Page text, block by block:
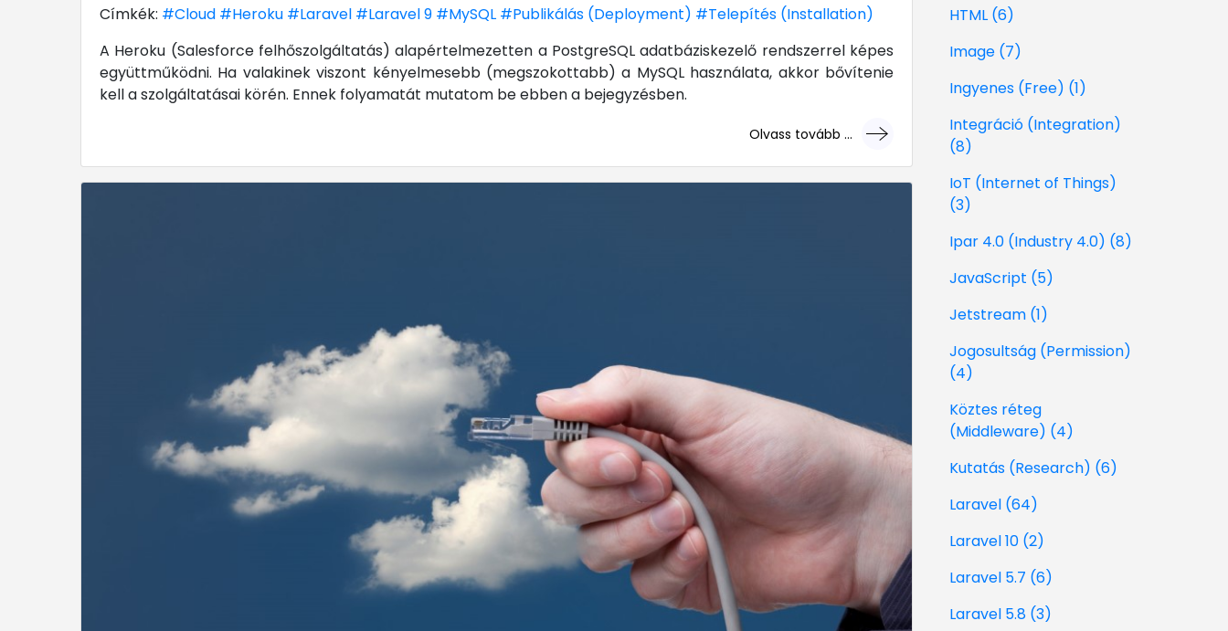
Címkék: #Cloud #Heroku #Laravel #Laravel 9 #MySQL #Publikálás (Deployment) #Telepítés (Installation)
A Heroku (Salesforce felhőszolgáltatás) alapértelmezetten a PostgreSQL adatbáziskezelő rendszerrel képes
együttműködni. Ha valakinek viszont kényelmesebb (megszokottabb) a MySQL használata, akkor bővítenie
kell a szolgáltatásai körén. Ennek folyamatát mutatom be ebben a bejegyzésben.
Olvass tovább ...
... mert megéri!
HTML (6)
Image (7)
Ingyenes (Free) (1)
Integráció (Integration)
(8)
IoT (Internet of Things)
(3)
Ipar 4.0 (Industry 4.0) (8)
JavaScript (5)
Jetstream (1)
Jogosultság (Permission)
(4)
Köztes réteg
(Middleware) (4)
Kutatás (Research) (6)
Laravel (64)
Laravel 10 (2)
Laravel 5.7 (6)
Laravel 5.8 (3)